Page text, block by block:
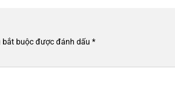
bắt buộc được đánh dấu *